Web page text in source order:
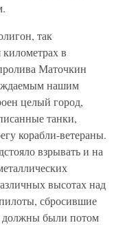
так
километрах в
Маточкин
нашим
целый город,
танки,
корабли-ветераны.
взрывать и на
высотах над
сбросившие
должны были потом